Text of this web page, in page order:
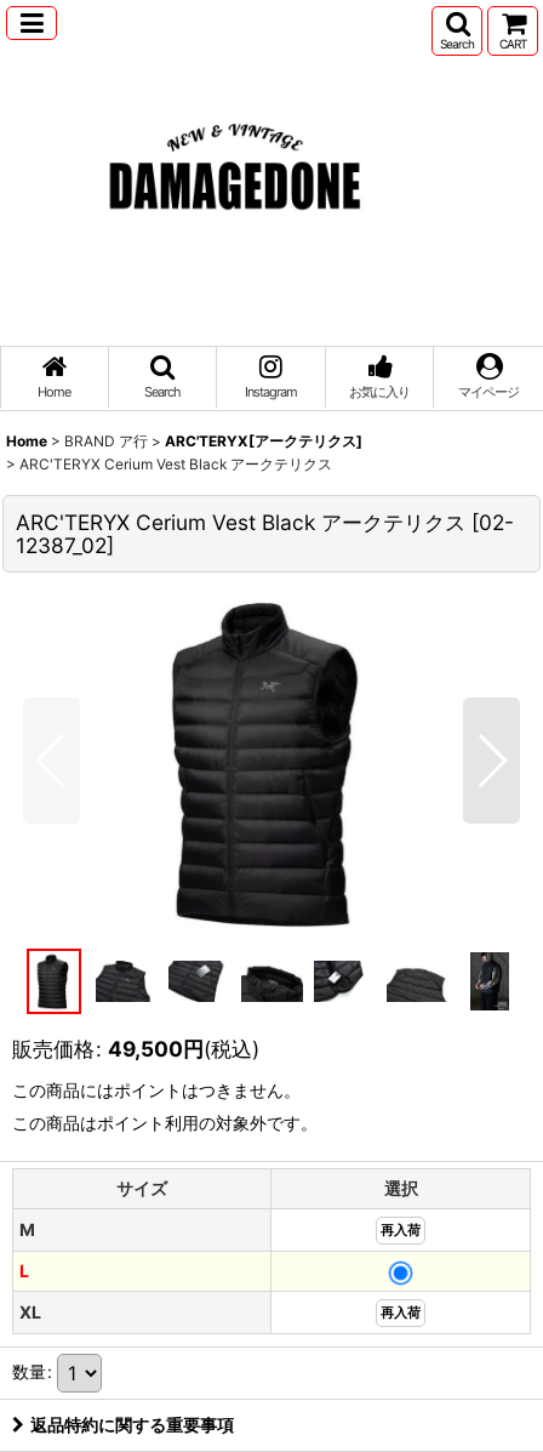
Search CART
Home Search Instagram お気に入り マイページ
Home > BRAND ア行 > ARC'TERYX[アークテリクス]
> ARC'TERYX Cerium Vest Black アークテリクス
ARC'TERYX Cerium Vest Black アークテリクス [02-
12387_02]
販売価格: 49,500円(税込)
この商品にはポイントはつきません。
この商品はポイント利用の対象外です。
サイズ
選択
M
再入荷
L
XL
再入荷
数量:
返品特約に関する重要事項